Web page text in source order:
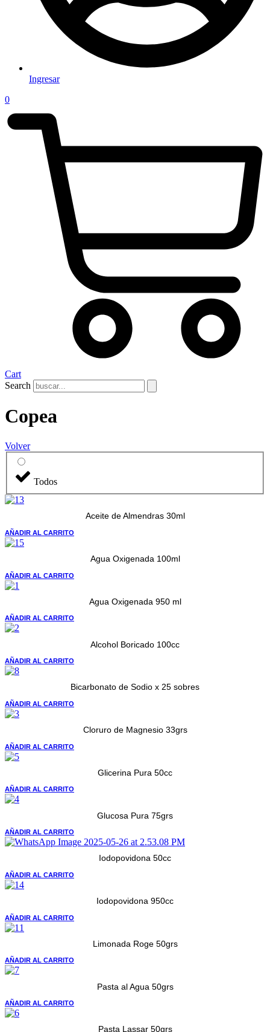
Ingresar
0
Cart
Search
Copea
Volver
Todos
Aceite de Almendras 30ml
AÑADIR AL CARRITO
Agua Oxigenada 100ml
AÑADIR AL CARRITO
Agua Oxigenada 950 ml
AÑADIR AL CARRITO
Alcohol Boricado 100cc
AÑADIR AL CARRITO
Bicarbonato de Sodio x 25 sobres
AÑADIR AL CARRITO
Cloruro de Magnesio 33grs
AÑADIR AL CARRITO
Glicerina Pura 50cc
AÑADIR AL CARRITO
Glucosa Pura 75grs
AÑADIR AL CARRITO
Iodopovidona 50cc
AÑADIR AL CARRITO
Iodopovidona 950cc
AÑADIR AL CARRITO
Limonada Roge 50grs
AÑADIR AL CARRITO
Pasta al Agua 50grs
AÑADIR AL CARRITO
Pasta Lassar 50grs